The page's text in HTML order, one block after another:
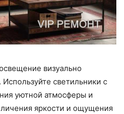
визуально
светильники с
уютной атмосферы и
яркости и ощущения